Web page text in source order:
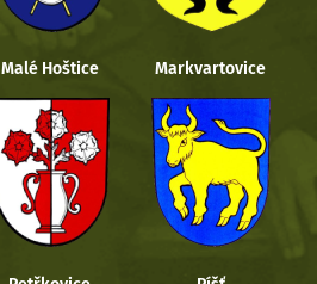
Malé Hoštice Markvartovice